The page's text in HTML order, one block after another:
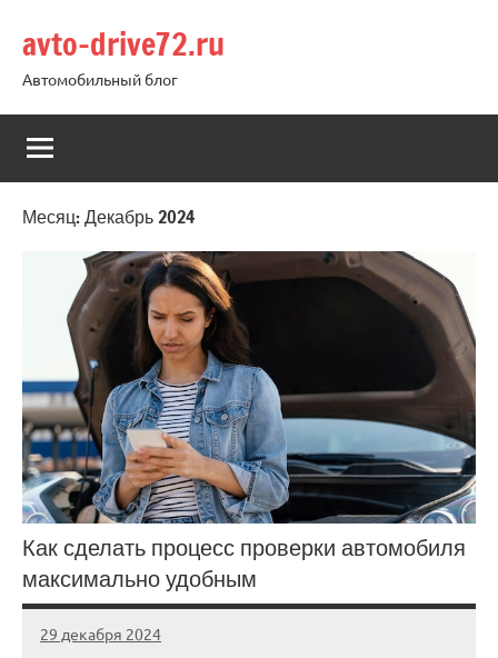
содержимому
avto-drive72.ru
Автомобильный блог
Месяц:Декабрь 2024
Как сделать процесс проверки автомобиля
максимально удобным
29 декабря 2024
Avtor
Нет